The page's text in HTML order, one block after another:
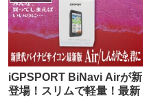
iGPSPORT BiNavi Airが新
登場！スリムで軽量！最新